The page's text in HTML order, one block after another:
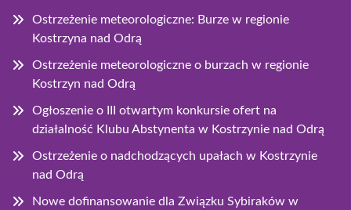
Ostrzeżenie meteorologiczne: Burze w regionie
Kostrzyna nad Odrą
Ostrzeżenie meteorologiczne o burzach w regionie
Kostrzyn nad Odrą
Ogłoszenie o III otwartym konkursie ofert na
działalność Klubu Abstynenta w Kostrzynie nad Odrą
Ostrzeżenie o nadchodzących upałach w Kostrzynie
nad Odrą
Nowe dofinansowanie dla Związku Sybiraków w